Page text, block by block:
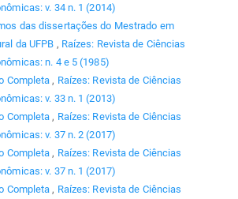
v. 34 n. 1 (2014)
das dissertações do Mestrado em
da UFPB , Raízes: Revista de Ciências
n. 4 e 5 (1985)
Completa, Raízes: Revista de Ciências
v. 33 n. 1 (2013)
Completa, Raízes: Revista de Ciências
v. 37 n. 2 (2017)
Completa, Raízes: Revista de Ciências
v. 37 n. 1 (2017)
Completa, Raízes: Revista de Ciências